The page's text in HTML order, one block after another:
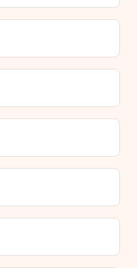
regalos se envían en
Así, tu obsequio
directamente al
de entrega y
posible. Una vez
recibirás una
de entrega. Una vez
la empresa de
el regalo.
recibo mi
en la página del